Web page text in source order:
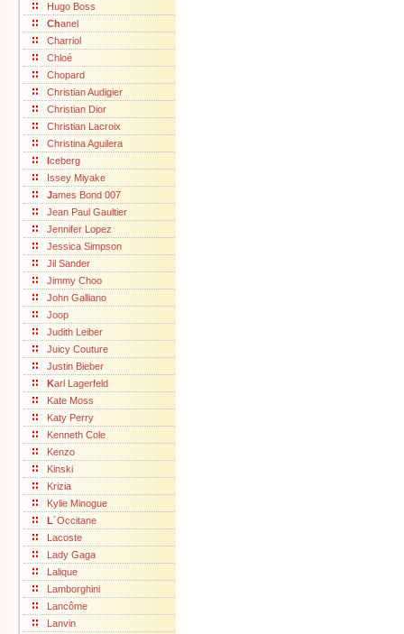
Hugo Boss
Chanel
Charriol
Chloé
Chopard
Christian Audigier
Christian Dior
Christian Lacroix
Christina Aguilera
Iceberg
Issey Miyake
James Bond 007
Jean Paul Gaultier
Jennifer Lopez
Jessica Simpson
Jil Sander
Jimmy Choo
John Galliano
Joop
Judith Leiber
Juicy Couture
Justin Bieber
Karl Lagerfeld
Kate Moss
Katy Perry
Kenneth Cole
Kenzo
Kinski
Krizia
Kylie Minogue
L´Occitane
Lacoste
Lady Gaga
Lalique
Lamborghini
Lancôme
Lanvin